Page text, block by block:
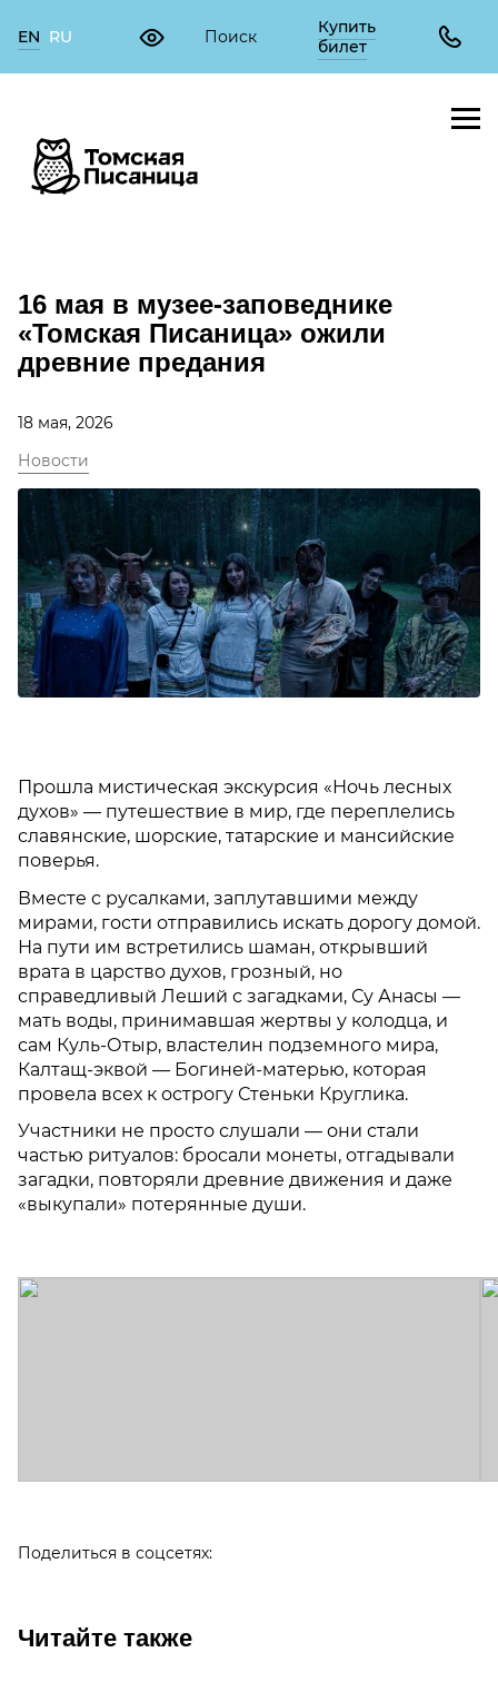
EN RU
Купить
билет
16 мая в музее-заповеднике
«Томская Писаница» ожили
древние предания
18 мая, 2026
Новости
Прошла мистическая экскурсия «Ночь лесных
духов» — путешествие в мир, где переплелись
славянские, шорские, татарские и мансийские
поверья.
Вместе с русалками, заплутавшими между
мирами, гости отправились искать дорогу домой.
На пути им встретились шаман, открывший
врата в царство духов, грозный, но
справедливый Леший с загадками, Су Анасы —
мать воды, принимавшая жертвы у колодца, и
сам Куль-Отыр, властелин подземного мира,
Калтащ-эквой — Богиней-матерью, которая
провела всех к острогу Стеньки Круглика.
Участники не просто слушали — они стали
частью ритуалов: бросали монеты, отгадывали
загадки, повторяли древние движения и даже
«выкупали» потерянные души.
Поделиться в соцсетях:
Читайте также